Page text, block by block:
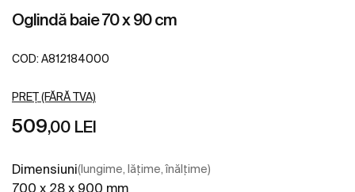
Oglindă baie 70 x 90 cm
COD: A812184000
PREȚ (FĂRĂ TVA)
509,00 LEI
Dimensiuni(lungime, lățime, înălțime)
700 x 28 x 900 mm